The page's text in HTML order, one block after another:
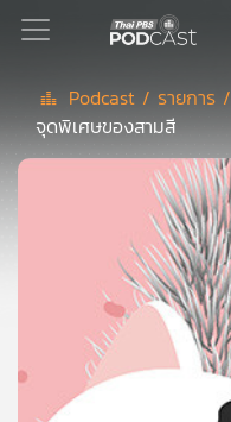
Podcast
Podcast / รายการ /
จุดพิเศษของสามสี